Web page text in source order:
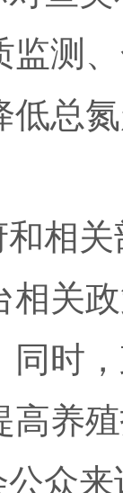
监测
低总
和相
相关
同时
高养
众